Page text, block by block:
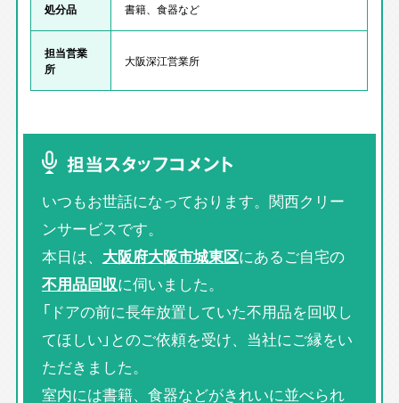
処分品 書籍、食器など
担当営業
所
大阪深江営業所
担当スタッフコメント
いつもお世話になっております。関西クリー
ンサービスです。
本日は、 大阪府大阪市城東区にあるご自宅の
不用品回収に伺いました。
「ドアの前に長年放置していた不用品を回収し
てほしい」とのご依頼を受け、当社にご縁をい
ただきました。
室内には書籍、食器などがきれいに並べられ